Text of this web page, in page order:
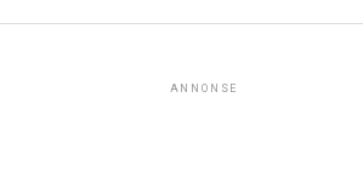
ANNONSE